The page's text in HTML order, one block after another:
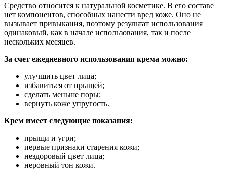
Средство относится к натуральной косметике. В его составе
нет компонентов, способных нанести вред коже. Оно не
вызывает привыкания, поэтому результат использования
одинаковый, как в начале использования, так и после
нескольких месяцев.
За счет ежедневного использования крема можно:
улучшить цвет лица;
избавиться от прыщей;
сделать меньше поры;
вернуть коже упругость.
Крем имеет следующие показания:
прыщи и угри;
первые признаки старения кожи;
нездоровый цвет лица;
неровный тон кожи.